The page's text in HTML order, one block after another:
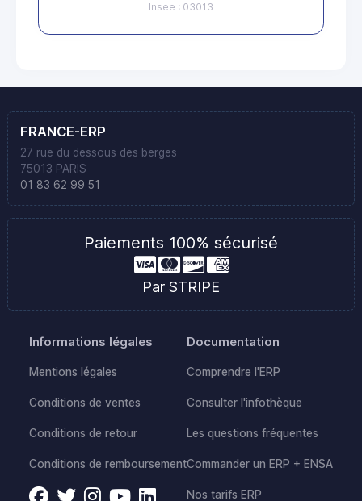
Insee : 03013
FRANCE-ERP
27 rue du dessous des berges
75013 PARIS
01 83 62 99 51
Paiements 100% sécurisé
Par STRIPE
Informations légales
Mentions légales
Conditions de ventes
Conditions de retour
Conditions de remboursement
Documentation
Comprendre l'ERP
Consulter l'infothèque
Les questions fréquentes
Commander un ERP + ENSA
Nos tarifs ERP